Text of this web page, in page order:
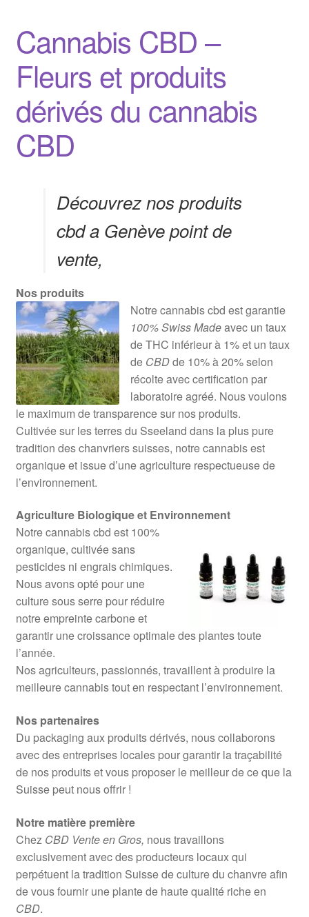
Cannabis CBD –
Fleurs et produits
dérivés du cannabis
CBD
Découvrez nos produits
cbd a Genève point de
vente,
Nos produits
Notre cannabis cbd est garantie
100% Swiss Madeavec un taux
de THC inférieur à 1% et un taux
deCBDde 10% à 20% selon
récolte avec certification par
laboratoire agréé. Nous voulons
le maximum de transparence sur nos produits.
Cultivée sur les terres du Sseeland dans la plus pure
tradition des chanvriers suisses, notre cannabis est
organique et issue d’une agriculture respectueuse de
l’environnement.
Agriculture Biologique et Environnement
Notre cannabis cbd est 100%
organique, cultivée sans
pesticides ni engrais chimiques.
Nous avons opté pour une
culture sous serre pour réduire
notre empreinte carbone et
garantir une croissance optimale des plantes toute
l’année.
Nos agriculteurs, passionnés, travaillent à produire la
meilleure cannabis tout en respectant l’environnement.
Nos partenaires
Du packaging aux produits dérivés, nous collaborons
avec des entreprises locales pour garantir la traçabilité
de nos produits et vous proposer le meilleur de ce que la
Suisse peut nous offrir !
Notre matière première
Chez CBD Vente en Gros, nous travaillons
exclusivement avec des producteurs locaux qui
perpétuent la tradition Suisse de culture du chanvre afin
de vous fournir une plante de haute qualité riche en
CBD.